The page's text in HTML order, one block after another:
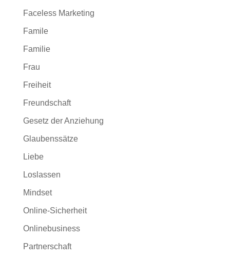
Faceless Marketing
Famile
Familie
Frau
Freiheit
Freundschaft
Gesetz der Anziehung
Glaubenssätze
Liebe
Loslassen
Mindset
Online-Sicherheit
Onlinebusiness
Partnerschaft